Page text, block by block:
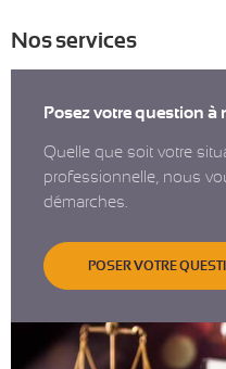
Nos services
Posez votre question à
Quelle que soit votre
professionnelle, nous
démarches.
POSER VOTRE